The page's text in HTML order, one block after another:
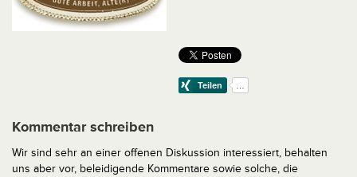
Kommentar schreiben
Wir sind sehr an einer offenen Diskussion interessiert, behalten
uns aber vor, beleidigende Kommentare sowie solche, die